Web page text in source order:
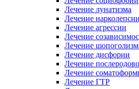
Лечение лунатизма
Лечение нарколепсии
Лечение агрессии
Лечение
Лечение
Лечение дисфории
Лечение
Лечение
Лечение ГТР